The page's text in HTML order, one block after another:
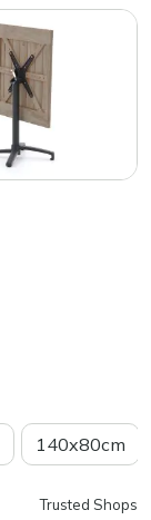
140x80cm
Trusted Shops